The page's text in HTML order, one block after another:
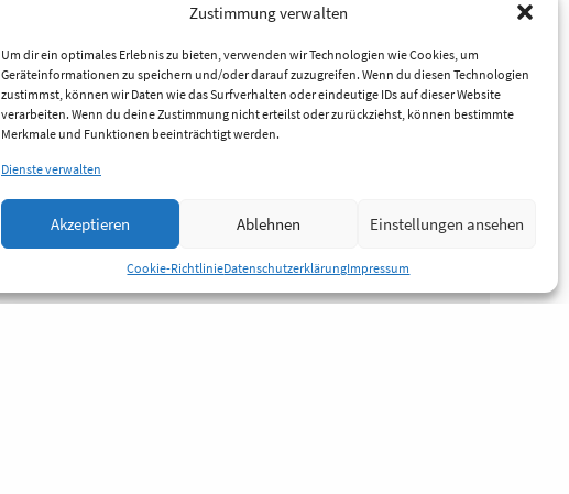
Zustimmung verwalten
Um dir ein optimales Erlebnis zu bieten, verwenden wir Technologien wie Cookies, um
Geräteinformationen zu speichern und/oder darauf zuzugreifen. Wenn du diesen Technologien
zustimmst, können wir Daten wie das Surfverhalten oder eindeutige IDs auf dieser Website
verarbeiten. Wenn du deine Zustimmung nicht erteilst oder zurückziehst, können bestimmte
Merkmale und Funktionen beeinträchtigt werden.
Dienste verwalten
Akzeptieren Ablehnen Einstellungen ansehen
Cookie-RichtlinieDatenschutzerklärungImpressum